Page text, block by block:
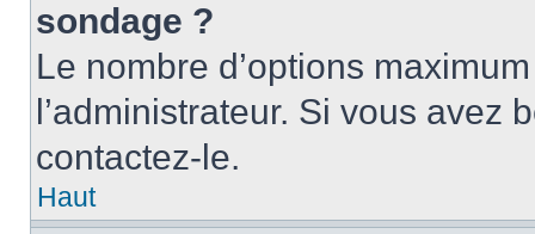
sondage ?
Le nombre d’options
l’administrateur. Si vous avez
contactez-le.
Haut